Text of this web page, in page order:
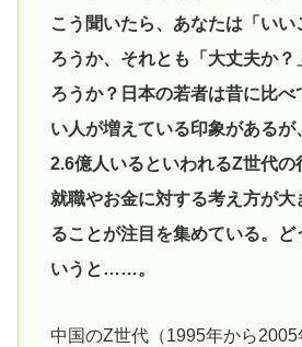
こう聞いたら、あなたは「い
ろうか、それとも「大丈夫か？
ろうか？日本の若者は昔に比べ
い人が増えている印象があるが
2.6億人いるといわれるZ世代の
就職やお金に対する考え方が大
ることが注目を集めている。ど
いうと……。
中国のZ世代（1995年から